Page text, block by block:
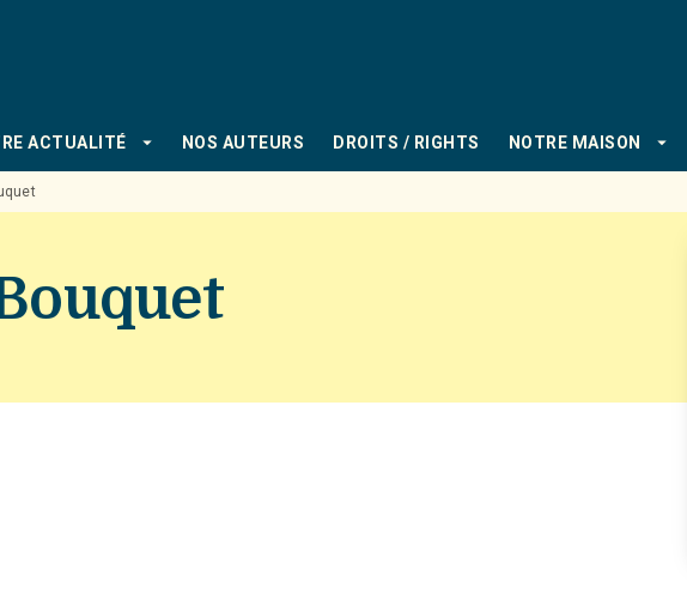
ACTUALITÉ arrow_drop_down NOS AUTEURS DROITS / RIGHTS NOTRE MAISON arrow_drop_down